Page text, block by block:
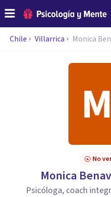
Chile Villarrica Monica
No
Monica
Psicóloga, coach